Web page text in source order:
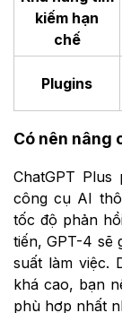
kiếm hạn
chế
Plugins
Có nên nâng
ChatGPT
công cụ AI
tốc độ phản
tiến, GPT-4 sẽ
suất làm việc.
khá cao, bạn
phù hợp nhất